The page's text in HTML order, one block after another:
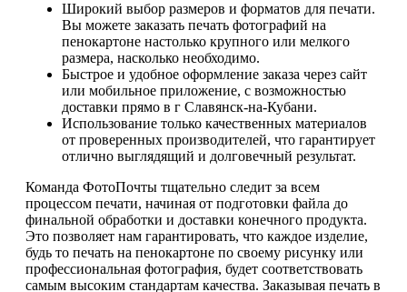
Широкий выбор размеров и форматов для печати.
Вы можете заказать печать фотографий на
пенокартоне настолько крупного или мелкого
размера, насколько необходимо.
Быстрое и удобное оформление заказа через сайт
или мобильное приложение, с возможностью
доставки прямо в г Славянск-на-Кубани.
Использование только качественных материалов
от проверенных производителей, что гарантирует
отлично выглядящий и долговечный результат.
Команда ФотоПочты тщательно следит за всем
процессом печати, начиная от подготовки файла до
финальной обработки и доставки конечного продукта.
Это позволяет нам гарантировать, что каждое изделие,
будь то печать на пенокартоне по своему рисунку или
профессиональная фотография, будет соответствовать
самым высоким стандартам качества. Заказывая печать в